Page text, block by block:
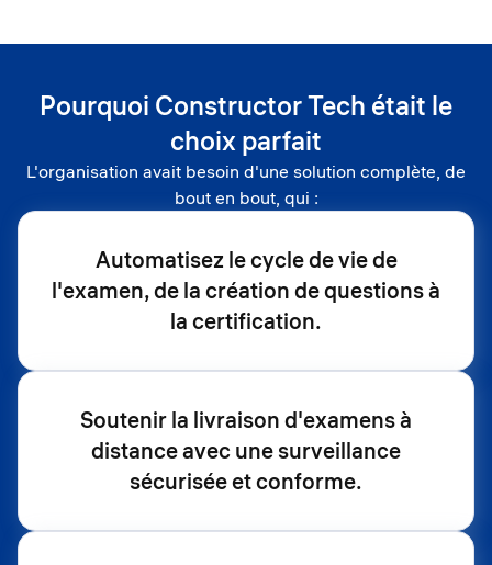
Pourquoi Constructor Tech était le
choix parfait
L'organisation avait besoin d'une solution complète, de
bout en bout, qui :
Automatisez le cycle de vie de
l'examen, de la création de questions à
la certification.
Soutenir la livraison d'examens à
distance avec une surveillance
sécurisée et conforme.